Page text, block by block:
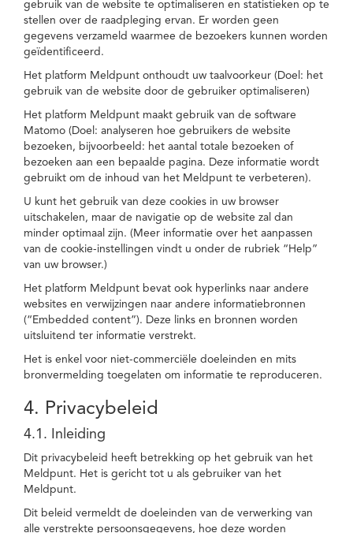
gebruik van de website te optimaliseren en statistieken op te
stellen over de raadpleging ervan. Er worden geen
gegevens verzameld waarmee de bezoekers kunnen worden
geïdentificeerd.
Het platform Meldpunt onthoudt uw taalvoorkeur (Doel: het
gebruik van de website door de gebruiker optimaliseren)
Het platform Meldpunt maakt gebruik van de software
Matomo (Doel: analyseren hoe gebruikers de website
bezoeken, bijvoorbeeld: het aantal totale bezoeken of
bezoeken aan een bepaalde pagina. Deze informatie wordt
gebruikt om de inhoud van het Meldpunt te verbeteren).
U kunt het gebruik van deze cookies in uw browser
uitschakelen, maar de navigatie op de website zal dan
minder optimaal zijn. (Meer informatie over het aanpassen
van de cookie-instellingen vindt u onder de rubriek “Help”
van uw browser.)
Het platform Meldpunt bevat ook hyperlinks naar andere
websites en verwijzingen naar andere informatiebronnen
(“Embedded content”). Deze links en bronnen worden
uitsluitend ter informatie verstrekt.
Het is enkel voor niet-commerciële doeleinden en mits
bronvermelding toegelaten om informatie te reproduceren.
4. Privacybeleid
4.1. Inleiding
Dit privacybeleid heeft betrekking op het gebruik van het
Meldpunt. Het is gericht tot u als gebruiker van het
Meldpunt.
Dit beleid vermeldt de doeleinden van de verwerking van
alle verstrekte persoonsgegevens, hoe deze worden